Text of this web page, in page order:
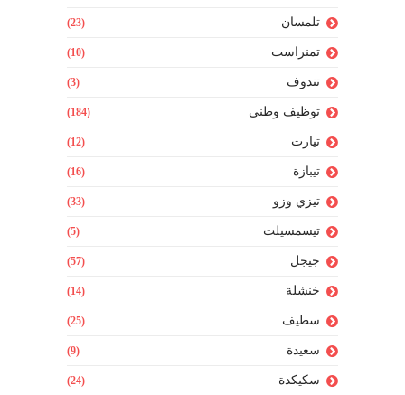
تلمسان (23)
تمنراست (10)
تندوف (3)
توظيف وطني (184)
تيارت (12)
تيبازة (16)
تيزي وزو (33)
تيسمسيلت (5)
جيجل (57)
خنشلة (14)
سطيف (25)
سعيدة (9)
سكيكدة (24)